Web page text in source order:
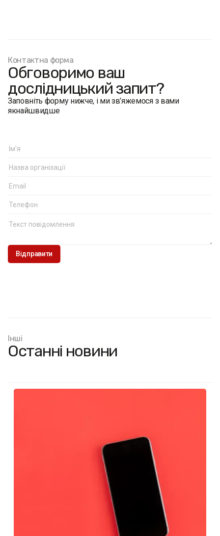
Контактна форма
Обговоримо ваш
дослідницький запит?
Заповніть форму нижче, і ми зв’яжемося з вами
якнайшвидше
Інші
Останні новини